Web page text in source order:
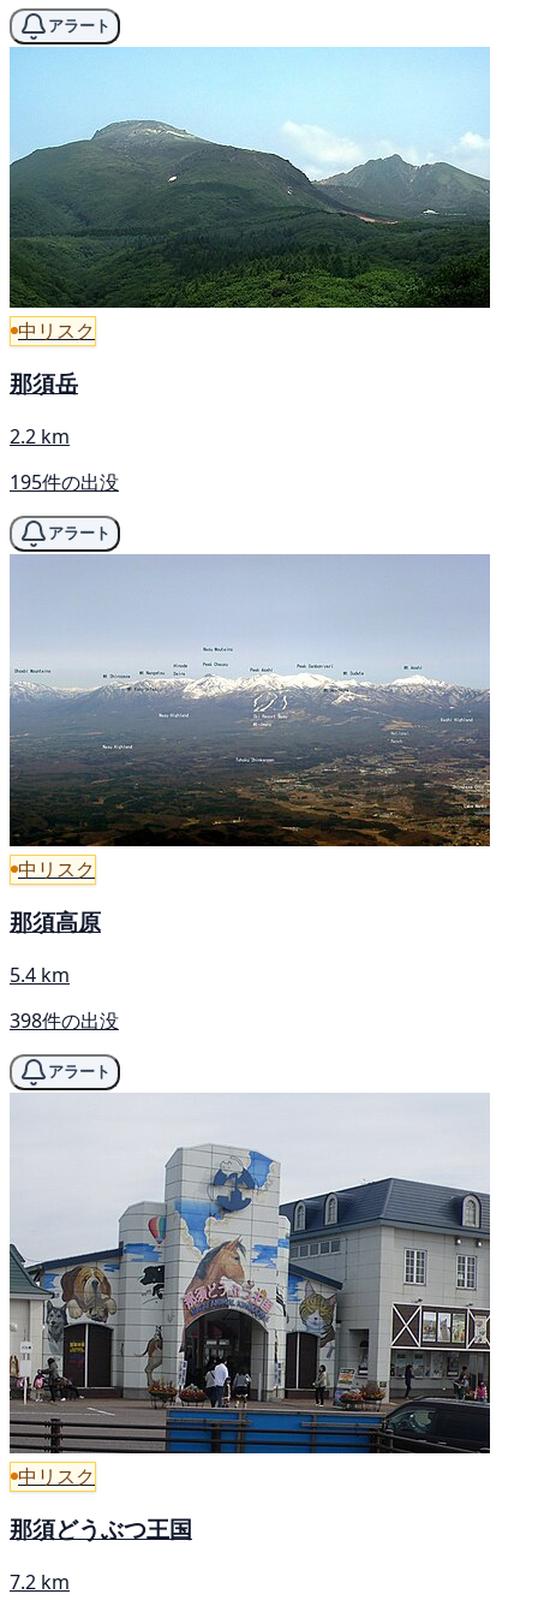
アラート
中リスク
那須岳
2.2 km
195件の出没
アラート
中リスク
那須高原
5.4 km
398件の出没
アラート
中リスク
那須どうぶつ王国
7.2 km